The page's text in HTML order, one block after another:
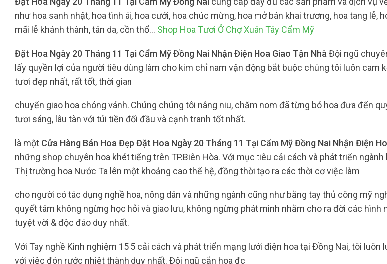
như hoa sanh nhật, hoa tình ái, hoa cưới, hoa chúc mừng, hoa mở bán khai trương, hoa tang lễ,
mãi lễ khánh thành, tân da, cồn thổ… Shop Hoa Tươi Ở Chợ Xuân Tây Cẩm Mỹ
Đặt Hoa Ngày 20 Tháng 11 Tại Cẩm Mỹ Đồng Nai Nhận Điện Hoa Giao Tận Nhà Đội ngũ
lấy quyền lợi của người tiêu dùng làm cho kim chỉ nam vận động bắt buộc chúng tôi luôn cam
tươi đẹp nhất, rất tốt, thời gian
chuyển giao hoa chóng vánh. Chúng chúng tôi nâng niu, chăm nom đã từng bó hoa đưa đến
tươi sáng, lâu tàn với túi tiền đối đầu và cạnh tranh tốt nhất.
là một Cửa Hàng Bán Hoa Đẹp Đặt Hoa Ngày 20 Tháng 11 Tại Cẩm Mỹ Đồng Nai Nhận Điện
những shop chuyên hoa khét tiếng trên TP.Biên Hòa. Với mục tiêu cải cách và phát triển ngành
Thị trường hoa Nước Ta lên một khoảng cao thế hệ, đồng thời tạo ra các thời cơ việc làm
cho người có tác dụng nghề hoa, nông dân và những ngành cũng như bằng tay thủ công mỹ
quyết tâm không ngừng học hỏi và giao lưu, không ngừng phát minh nhằm cho ra đời các hình
tuyệt vời & độc đáo duy nhất.
Với Tay nghề Kinh nghiệm 15 5 cải cách và phát triển mạng lưới điện hoa tại Đồng Nai, tôi luôn
với việc đón rước nhiệt thành duy nhất. Đội ngũ cắn hoa đc